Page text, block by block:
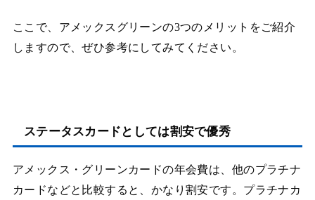
ここで、アメックスグリーンの3つのメリットをご紹介
しますので、ぜひ参考にしてみてください。
ステータスカードとしては割安で優秀
アメックス・グリーンカードの年会費は、他のプラチナ
カードなどと比較すると、かなり割安です。プラチナカ